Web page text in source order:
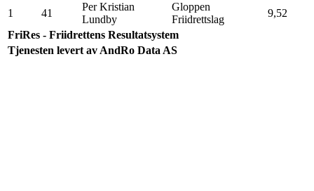
1
41
Per Kristian
Lundby
Gloppen
Friidrettslag
9,52
FriRes - Friidrettens Resultatsystem
Tjenesten levert av AndRo Data AS